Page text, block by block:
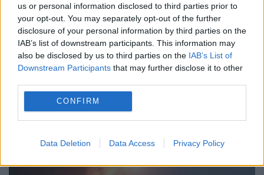
us or personal information disclosed to third parties prior to
your opt-out. You may separately opt-out of the further
disclosure of your personal information by third parties on the
IAB’s list of downstream participants. This information may
also be disclosed by us to third parties on the IAB’s List of
Downstream Participants that may further disclose it to other
CONFIRM
Data Deletion Data Access Privacy Policy
angajată într-un „război total” cu SUA, Israel
și Europa, potrivit The Times of Israel.
Declarația a fost făcută...